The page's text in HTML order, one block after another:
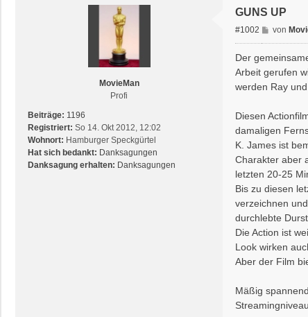
MovieMan
Profi
Beiträge: 1196
Registriert: So 14. Okt 2012, 12:02
Wohnort: Hamburger Speckgürtel
Hat sich bedankt: Danksagungen
Danksagung erhalten: Danksagungen
GUNS UP
#1002
B
e
r
a
von
Der
Arbeit gerufen
werden Ray
Diesen
damaligen
K. James ist
Charakter aber
letzten 20-25
Bis zu diesen
verzeichnen
durchlebte
Die Action ist
Look wirken
Aber der Film
Mäßig
Streamingniveau.